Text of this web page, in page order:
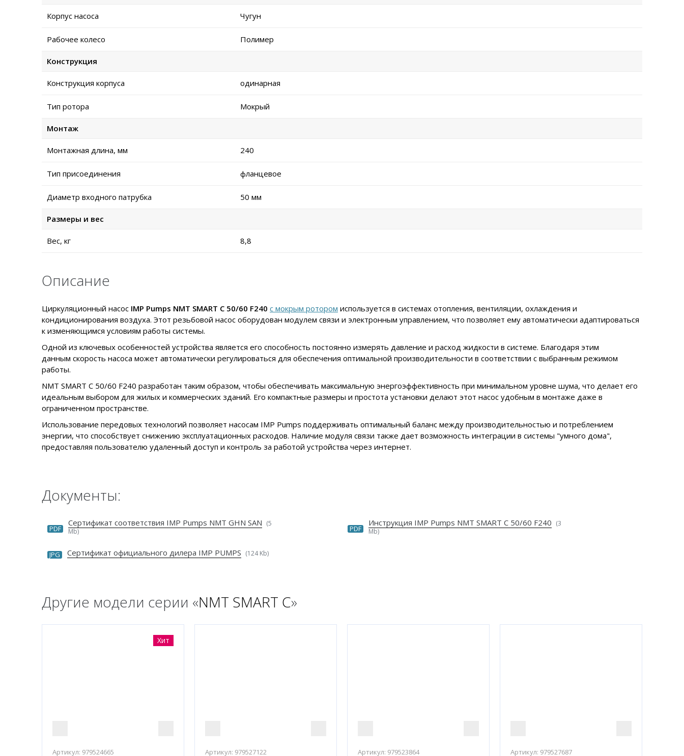
Корпус насоса Чугун
Рабочее колесо Полимер
Конструкция
Конструкция корпуса одинарная
Тип ротора Мокрый
Монтаж
Монтажная длина, мм 240
Тип присоединения фланцевое
Диаметр входного патрубка 50 мм
Размеры и вес
Вес, кг 8,8
Описание
Циркуляционный насос IMP Pumps NMT SMART C 50/60 F240 с мокрым ротором используется в системах отопления, вентиляции, охлаждения и
кондиционирования воздуха. Этот резьбовой насос оборудован модулем связи и электронным управлением, что позволяет ему автоматически адаптироваться
к изменяющимся условиям работы системы.
Одной из ключевых особенностей устройства является его способность постоянно измерять давление и расход жидкости в системе. Благодаря этим
данным скорость насоса может автоматически регулироваться для обеспечения оптимальной производительности в соответствии с выбранным режимом
работы.
NMT SMART C 50/60 F240 разработан таким образом, чтобы обеспечивать максимальную энергоэффективность при минимальном уровне шума, что делает его
идеальным выбором для жилых и коммерческих зданий. Его компактные размеры и простота установки делают этот насос удобным в монтаже даже в
ограниченном пространстве.
Использование передовых технологий позволяет насосам IMP Pumps поддерживать оптимальный баланс между производительностью и потреблением
энергии, что способствует снижению эксплуатационных расходов. Наличие модуля связи также дает возможность интеграции в системы "умного дома",
предоставляя пользователю удаленный доступ и контроль за работой устройства через интернет.
Документы:
PDF
Сертификат соответствия IMP Pumps NMT GHN SAN (5
Mb)
PDF
Инструкция IMP Pumps NMT SMART C 50/60 F240 (3
Mb)
JPG Сертификат официального дилера IMP PUMPS (124 Kb)
Другие модели серии «NMT SMART C»
Хит
Артикул: 979524665 Артикул: 979527122 Артикул: 979523864 Артикул: 979527687